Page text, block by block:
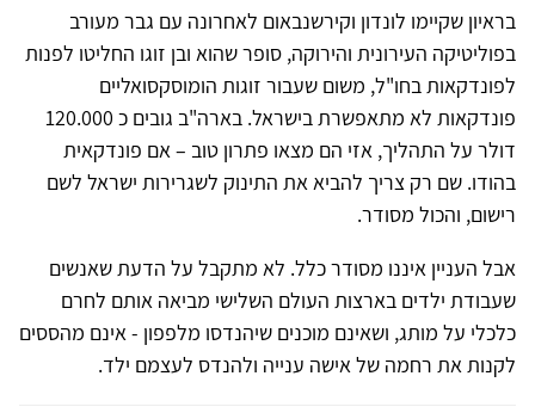
בראיון שקיימו לונדון וקירשנבאום לאחרונה עם גבר מעורב
בפוליטיקה העירונית והירוקה, סופר שהוא ובן זוגו החליטו לפנות
לפונדקאות בחו"ל, משום שעבור זוגות הומוסקסואליים
פונדקאות לא מתאפשרת בישראל. בארה"ב גובים כ 120.000
דולר על התהליך, אזי הם מצאו פתרון טוב – אם פונדקאית
בהודו. שם רק צריך להביא את התינוק לשגרירות ישראל לשם
רישום, והכול מסודר.
אבל העניין איננו מסודר כלל. לא מתקבל על הדעת שאנשים
שעבודת ילדים בארצות העולם השלישי מביאה אותם לחרם
כלכלי על מותג, ושאינם מוכנים שיהנדסו מלפפון - אינם מהססים
לקנות את רחמה של אישה ענייה ולהנדס לעצמם ילד.